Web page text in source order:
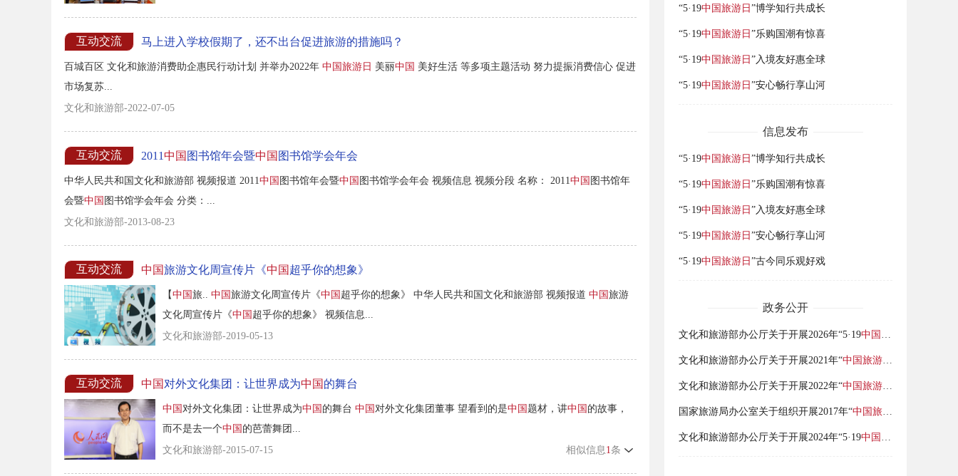
互动交流 马上进入学校假期了，还不出台促进旅游的措施吗？
百城百区 文化和旅游消费助企惠民行动计划 并举办2022年 中国旅游日 美丽中国 美好生活 等多项主题活动 努力提振消费信心 促进
市场复苏...
文化和旅游部-2022-07-05
互动交流 2011中国 图书馆年会暨中国 图书馆学会年会
中华人民共和国文化和旅游部 视频报道 2011中国 图书馆年会暨中国 图书馆学会年会 视频信息 视频分段 名称： 2011中国 图书馆年
会暨中国 图书馆学会年会 分类：...
文化和旅游部-2013-08-23
互动交流 中国旅游文化周宣传片《中国 超乎你的想象》
【中国 旅.. 中国 旅游文化周宣传片《中国 超乎你的想象》 中华人民共和国文化和旅游部 视频报道 中国 旅游
文化周宣传片《中国 超乎你的想象》 视频信息...
文化和旅游部-2019-05-13
互动交流 中国 对外文化集团：让世界成为中国 的舞台
中国 对外文化集团：让世界成为中国 的舞台 中国 对外文化集团董事 望看到的是中国 题材，讲中国 的故事，
而不是去一个中国 的芭蕾舞团...
文化和旅游部-2015-07-15
相似信息1条
“5·19中国旅游日 ”博学知行共成长
“5·19中国旅游日 ”乐购国潮有惊喜
“5·19中国旅游日 ”入境友好惠全球
“5·19中国旅游日 ”安心畅行享山河
信息发布
“5·19中国旅游日 ”博学知行共成长
“5·19中国旅游日 ”乐购国潮有惊喜
“5·19中国旅游日 ”入境友好惠全球
“5·19中国旅游日 ”安心畅行享山河
“5·19中国旅游日 ”古今同乐观好戏
政务公开
文化和旅游部办公厅关于开展2026年“5·19中国旅游日
文化和旅游部办公厅关于开展2021年“中国旅游日
文化和旅游部办公厅关于开展2022年“中国旅游日
国家旅游局办公室关于组织开展2017年“中国旅游日
文化和旅游部办公厅关于开展2024年“5·19中国旅游日